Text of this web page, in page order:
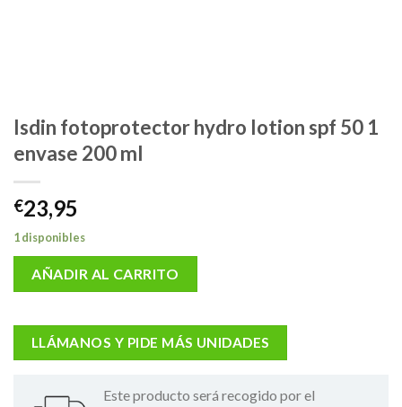
Isdin fotoprotector hydro lotion spf 50 1
envase 200 ml
€23,95
1 disponibles
AÑADIR AL CARRITO
LLÁMANOS Y PIDE MÁS UNIDADES
Este producto será recogido por el